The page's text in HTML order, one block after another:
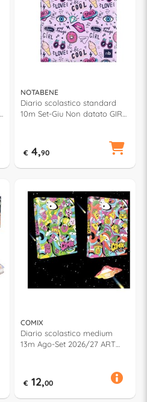
NOTABENE
Diario scolastico standard
10m Set-Giu Non datato GIRL
€ 4,90
COMIX
Diario scolastico medium
13m Ago-Set 2026/27 ART
€ 12,00